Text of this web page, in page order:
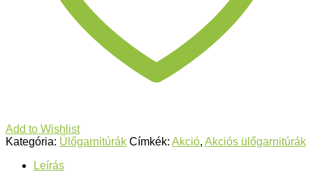
Add to Wishlist
Kategória: Ülőgarnitúrák Címkék: Akció, Akciós ülőgarnitúrák
Leírás